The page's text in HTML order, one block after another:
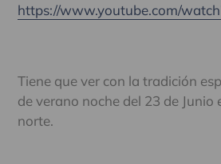
https://www.youtube.com/
Tiene que ver con la tradición
de verano noche del 23 de Junio
norte.